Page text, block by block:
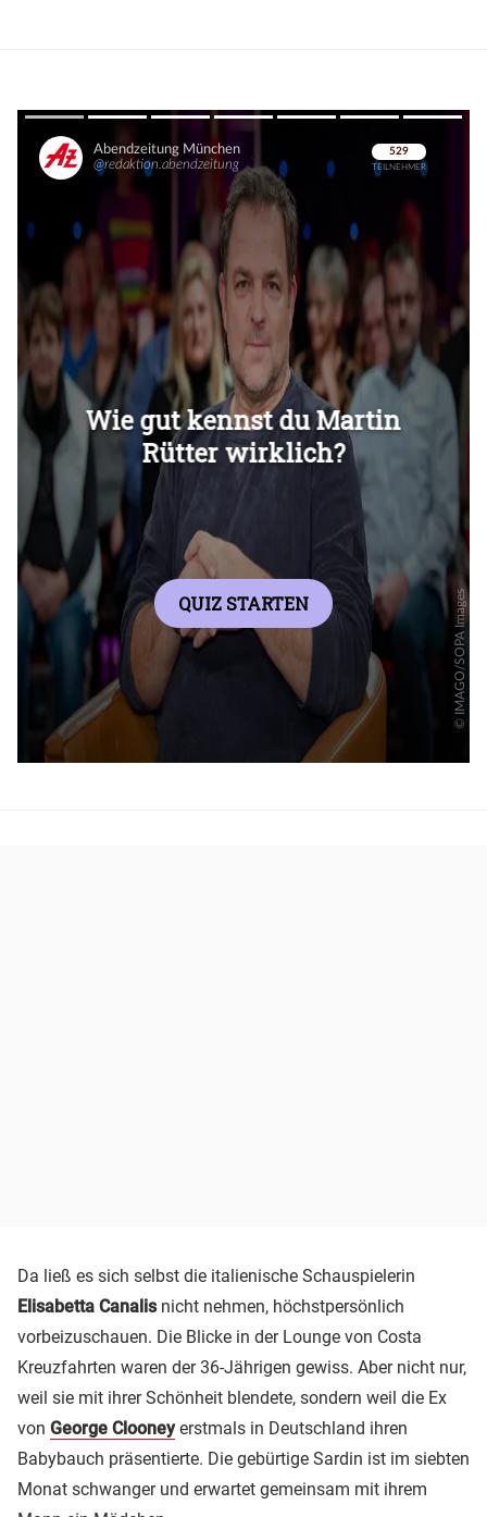
Überspringen
Überspringen
Da ließ es sich selbst die italienische Schauspielerin
Elisabetta Canalisnicht nehmen, höchstpersönlich
vorbeizuschauen. Die Blicke in der Lounge von Costa
Kreuzfahrten waren der 36-Jährigen gewiss. Aber nicht nur,
weil sie mit ihrer Schönheit blendete, sondern weil die Ex
von George Clooneyerstmals in Deutschland ihren
Babybauch präsentierte. Die gebürtige Sardin ist im siebten
Monat schwanger und erwartet gemeinsam mit ihrem